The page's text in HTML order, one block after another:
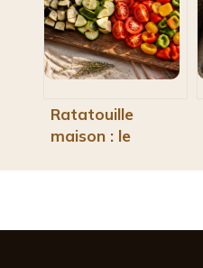
extraire vos
arômes avec les
moyens du bord
Ratatouille
maison : le